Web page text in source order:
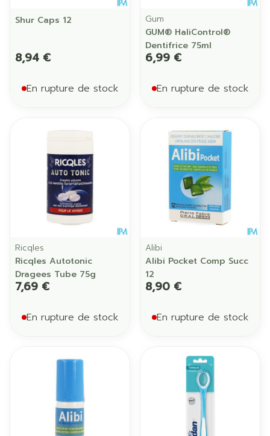
Shur Caps 12
8,94 €
En rupture de stock
Gum
GUM® HaliControl®
Dentifrice 75ml
6,99 €
En rupture de stock
Ricqles
Ricqles Autotonic
Dragees Tube 75g
7,69 €
En rupture de stock
Alibi
Alibi Pocket Comp Succ
12
8,90 €
En rupture de stock